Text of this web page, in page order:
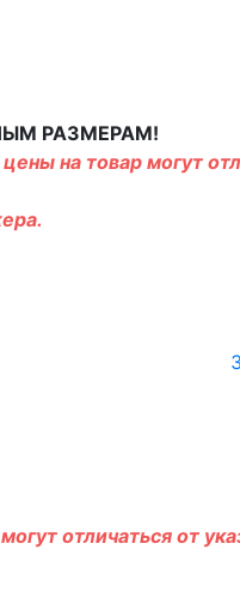
РАЗМЕРАМ!
на товар могут
отличаться от